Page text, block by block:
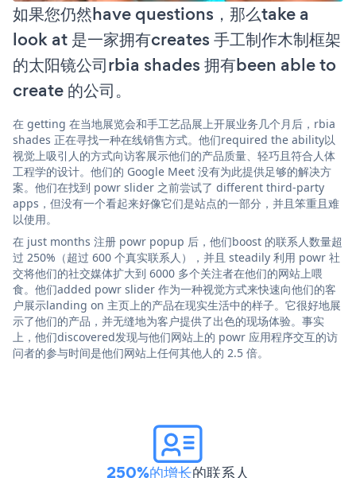
如果您仍然have questions，那么take a
look at 是一家拥有creates 手工制作木制框架
的太阳镜公司rbia shades 拥有been able to
create 的公司。
在 getting 在当地展览会和手工艺品展上开展业务几个月后，rbia
shades 正在寻找一种在线销售方式。他们required the ability以
视觉上吸引人的方式向访客展示他们的产品质量、轻巧且符合人体
工程学的设计。他们的 Google Meet 没有为此提供足够的解决方
案。他们在找到 powr slider 之前尝试了 different third-party
apps，但没有一个看起来好像它们是站点的一部分，并且笨重且难
以使用。
在 just months 注册 powr popup 后，他们boost 的联系人数量超
过 250%（超过 600 个真实联系人），并且 steadily 利用 powr 社
交将他们的社交媒体扩大到 6000 多个关注者在他们的网站上喂
食。他们added powr slider 作为一种视觉方式来快速向他们的客
户展示landing on 主页上的产品在现实生活中的样子。它很好地展
示了他们的产品，并无缝地为客户提供了出色的现场体验。事实
上，他们discovered发现与他们网站上的 powr 应用程序交互的访
问者的参与时间是他们网站上任何其他人的 2.5 倍。
250%的增长的联系人